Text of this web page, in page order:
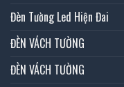
Đèn Tường Led Hiện Đai
ĐÈN VÁCH TƯỜNG
ĐÈN VÁCH TƯỜNG